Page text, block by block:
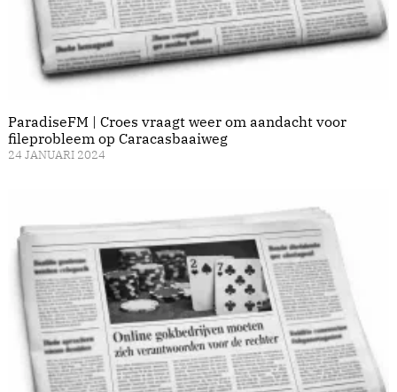
ParadiseFM | Croes vraagt weer om aandacht voor
fileprobleem op Caracasbaaiweg
24 JANUARI 2024